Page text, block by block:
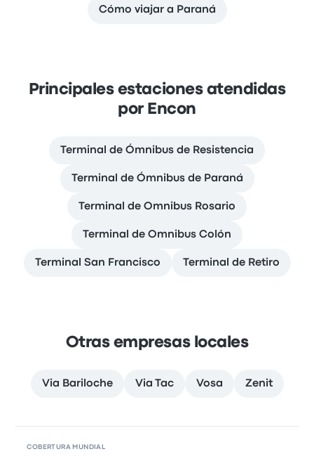
Cómo viajar a Paraná
Principales estaciones atendidas
por Encon
Terminal de Ómnibus de Resistencia
Terminal de Ómnibus de Paraná
Terminal de Omnibus Rosario
Terminal de Omnibus Colón
Terminal San Francisco Terminal de Retiro
Otras empresas locales
Via Bariloche Via Tac Vosa Zenit
COBERTURA MUNDIAL